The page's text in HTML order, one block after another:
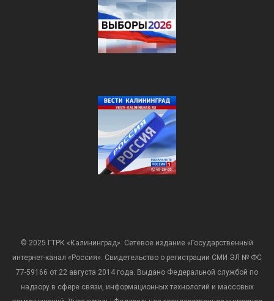
© 2025 ГТРК «Калининград». Сетевое издание «Государственный
интернет-канал «Россия». Свидетельство о регистрации СМИ ЭЛ № ФС
77-59166 от 22 августа 2014 года. Выдано Федеральной службой по
надзору в сфере связи, информационных технологий и массовых